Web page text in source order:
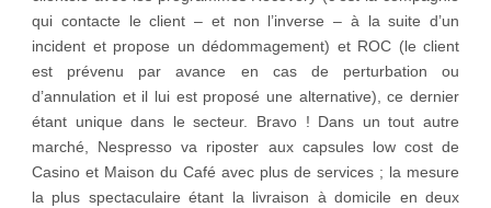
qui contacte le client – et non l’inverse – à la suite d’un
incident et propose un dédommagement) et ROC (le client
est prévenu par avance en cas de perturbation ou
d’annulation et il lui est proposé une alternative), ce dernier
étant unique dans le secteur. Bravo ! Dans un tout autre
marché, Nespresso va riposter aux capsules low cost de
Casino et Maison du Café avec plus de services ; la mesure
la plus spectaculaire étant la livraison à domicile en deux